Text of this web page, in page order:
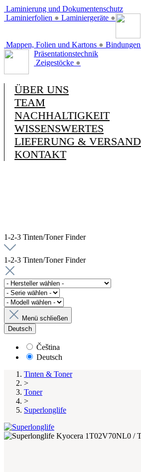
Laminierung und Dokumentenschutz
Laminierfolien ● Laminiergeräte ●
Mappen, Folien und Kartons ● Bindungen
Präsentationstechnik
Zeigestöcke ●
ÜBER UNS
TEAM
NACHHALTIGKEIT
WISSENSWERTES
LIEFERUNG & VERSAND
KONTAKT
1-2-3 Tinten/Toner Finder
1-2-3 Tinten/Toner Finder
Menü schließen
Deutsch
Čeština
Deutsch
Tinten & Toner
>
Toner
>
Superlonglife